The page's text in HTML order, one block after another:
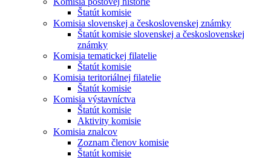
Štatút komisie
Komisia slovenskej a československej známky
Štatút komisie slovenskej a československej
známky
Komisia tematickej filatelie
Štatút komisie
Komisia teritoriálnej filatelie
Štatút komisie
Komisia výstavníctva
Štatút komisie
Aktivity komisie
Komisia znalcov
Zoznam členov komisie
Štatút komisie